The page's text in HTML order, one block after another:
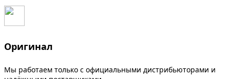
Оригинал
Мы работаем только с официальными дистрибьюторами и